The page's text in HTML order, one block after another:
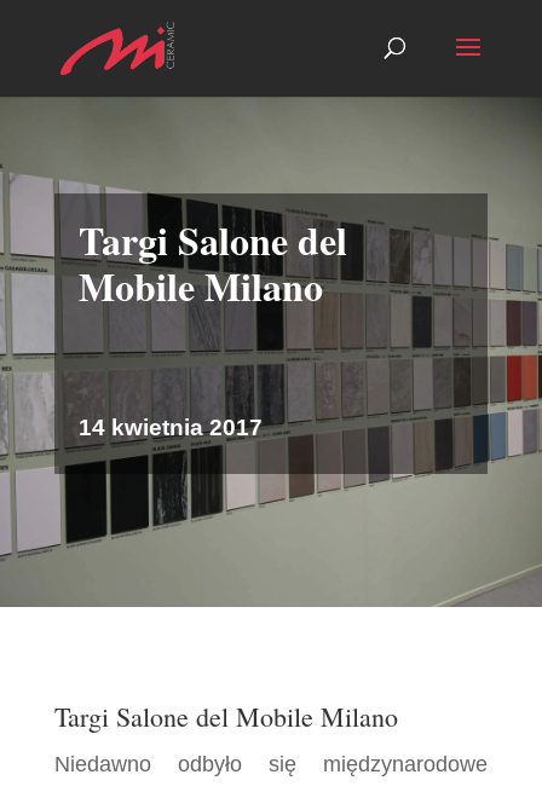
Targi Salone del
Mobile Milano
14 kwietnia 2017
Targi Salone del Mobile Milano
Niedawno odbyło się międzynarodowe